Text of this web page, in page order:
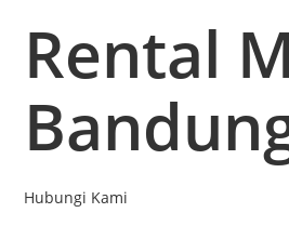
Rental
Hubungi Kami